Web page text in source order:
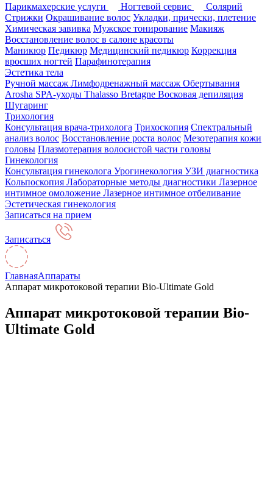
Парикмахерские услуги
Ногтевой сервис
Солярий
Стрижки Окрашивание волос Укладки, прически, плетение
Химическая завивка Мужское тонирование Макияж
Восстановление волос в салоне красоты
Маникюр Педикюр Медицинский педикюр Коррекция
вросших ногтей Парафинотерапия
Эстетика тела
Ручной массаж Лимфодренажный массаж Обертывания
Arosha SPA-уходы Thalasso Bretagne Восковая депиляция
Шугаринг
Трихология
Консультация врача-трихолога Трихоскопия Спектральный
анализ волос Восстановление роста волос Мезотерапия кожи
головы Плазмотерапия волосистой части головы
Гинекология
Консультация гинеколога Урогинекология УЗИ диагностика
Кольпоскопия Лабораторные методы диагностики Лазерное
интимное омоложение Лазерное интимное отбеливание
Эстетическая гинекология
Записаться на прием
Записаться
ГлавнаяАппараты
Аппарат микротоковой терапии Bio-Ultimate Gold
Аппарат микротоковой терапии Bio-
Ultimate Gold